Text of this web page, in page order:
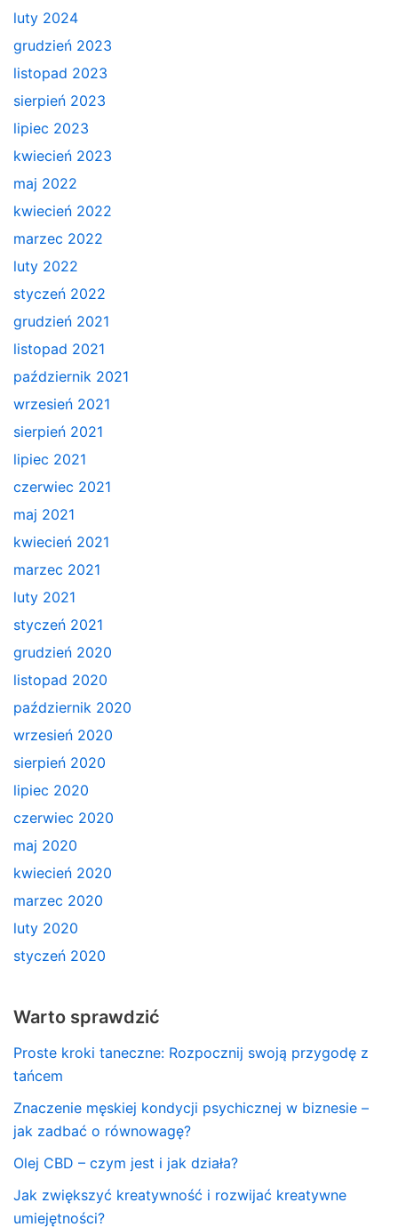
luty 2024
grudzień 2023
listopad 2023
sierpień 2023
lipiec 2023
kwiecień 2023
maj 2022
kwiecień 2022
marzec 2022
luty 2022
styczeń 2022
grudzień 2021
listopad 2021
październik 2021
wrzesień 2021
sierpień 2021
lipiec 2021
czerwiec 2021
maj 2021
kwiecień 2021
marzec 2021
luty 2021
styczeń 2021
grudzień 2020
listopad 2020
październik 2020
wrzesień 2020
sierpień 2020
lipiec 2020
czerwiec 2020
maj 2020
kwiecień 2020
marzec 2020
luty 2020
styczeń 2020
Warto sprawdzić
Proste kroki taneczne: Rozpocznij swoją przygodę z
tańcem
Znaczenie męskiej kondycji psychicznej w biznesie –
jak zadbać o równowagę?
Olej CBD – czym jest i jak działa?
Jak zwiększyć kreatywność i rozwijać kreatywne
umiejętności?